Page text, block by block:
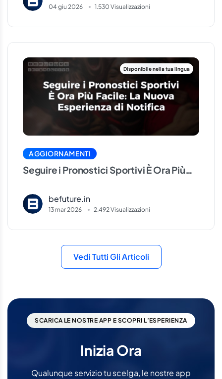
04 giu 2026 1.530 Visualizzazioni
AGGIORNAMENTI
Seguire i Pronostici Sportivi È Ora Più
befuture.in
13 mar 2026 2.492 Visualizzazioni
Vedi Tutti Gli Articoli
SCARICA LE NOSTRE APP E SCOPRI L’ESPERIENZA
Inizia Ora
Qualunque servizio tu scelga, le nostre app